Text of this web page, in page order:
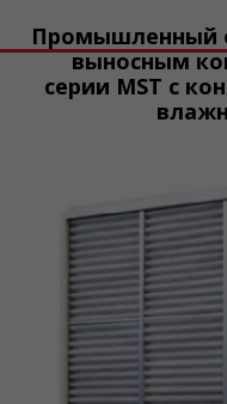
Промышленный
выносным
серии MST с